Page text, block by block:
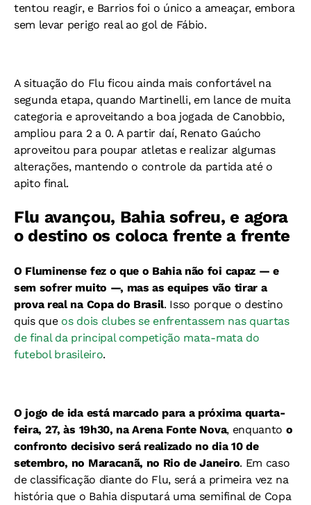
tentou reagir, e Barrios foi o único a ameaçar, embora
sem levar perigo real ao gol de Fábio.
A situação do Flu ficou ainda mais confortável na
segunda etapa, quando Martinelli, em lance de muita
categoria e aproveitando a boa jogada de Canobbio,
ampliou para 2 a 0. A partir daí, Renato Gaúcho
aproveitou para poupar atletas e realizar algumas
alterações, mantendo o controle da partida até o
apito final.
Flu avançou, Bahia sofreu, e agora
o destino os coloca frente a frente
O Fluminense fez o que o Bahia não foi capaz — e
sem sofrer muito —, mas as equipes vão tirar a
prova real na Copa do Brasil. Isso porque o destino
quis que os dois clubes se enfrentassem nas quartas
de final da principal competição mata-mata do
futebol brasileiro.
O jogo de ida está marcado para a próxima quarta-
feira, 27, às 19h30, na Arena Fonte Nova, enquanto o
confronto decisivo será realizado no dia 10 de
setembro, no Maracanã, no Rio de Janeiro. Em caso
de classificação diante do Flu, será a primeira vez na
história que o Bahia disputará uma semifinal de Copa